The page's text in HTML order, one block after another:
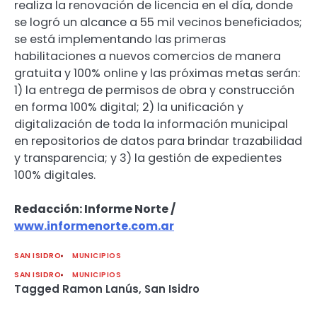
realiza la renovación de licencia en el día, donde
se logró un alcance a 55 mil vecinos beneficiados;
se está implementando las primeras
habilitaciones a nuevos comercios de manera
gratuita y 100% online y las próximas metas serán:
1) la entrega de permisos de obra y construcción
en forma 100% digital; 2) la unificación y
digitalización de toda la información municipal
en repositorios de datos para brindar trazabilidad
y transparencia; y 3) la gestión de expedientes
100% digitales.
Redacción: Informe Norte /
www.informenorte.com.ar
SAN ISIDRO
MUNICIPIOS
SAN ISIDRO
MUNICIPIOS
Tagged Ramon Lanús, San Isidro